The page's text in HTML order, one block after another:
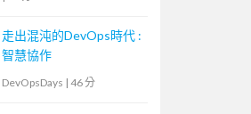
走出混沌的DevOps時代 :
智慧協作
DevOpsDays | 46 分